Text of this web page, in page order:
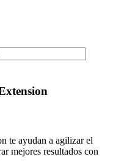
te ayudan a agilizar el
mejores resultados con